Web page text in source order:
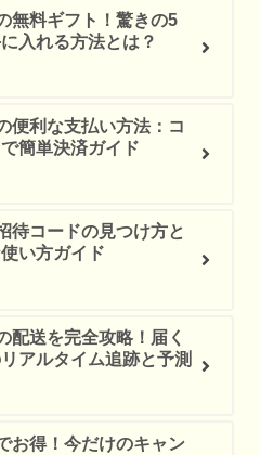
無料ギフト！驚きの5
入れる方法とは？
便利な支払い方法：コ
簡単決済ガイド
待コードの見つけ方と
い方ガイド
配送を完全攻略！届く
アルタイム追跡と予測
お得！今だけのキャン